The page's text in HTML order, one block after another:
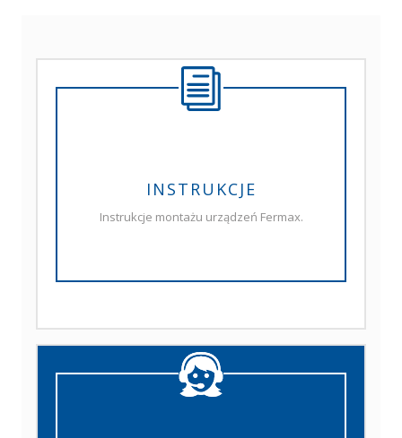
INSTRUKCJE
Instrukcje montażu urządzeń Fermax.